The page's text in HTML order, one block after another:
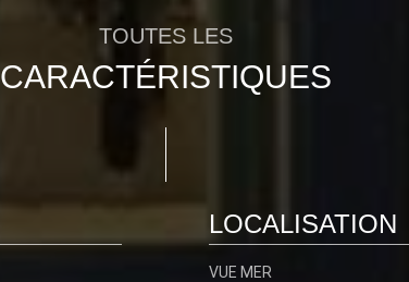
TOUTES LES
CARACTÉRISTIQUES
LOCALISATION
VUE MER